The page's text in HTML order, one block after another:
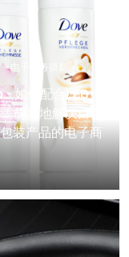
电子商务摄影
- 如何配合LED
：简易地解决白色
装产品的电子商
很常见。然而，
得有点挑战。这里